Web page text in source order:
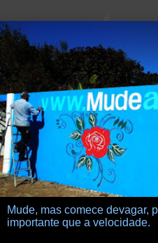
Mude, mas comece devagar,
importante que a velocidade.